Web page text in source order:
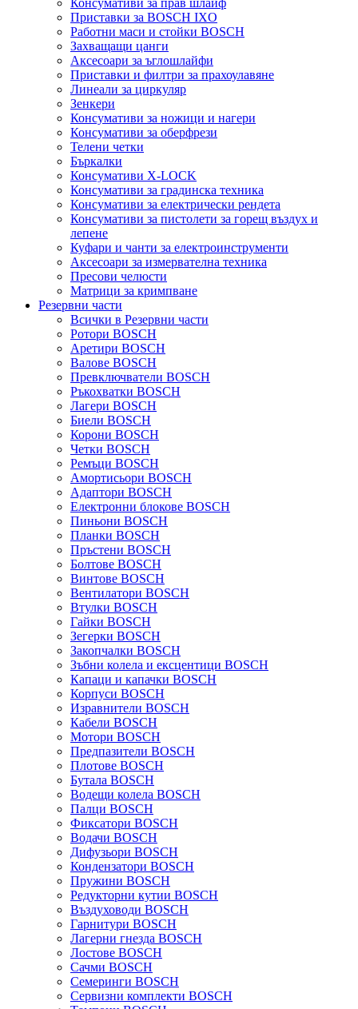
Консумативи за прав шлайф
Приставки за BOSCH IXO
Работни маси и стойки BOSCH
Захващащи цанги
Аксесоари за ъглошлайфи
Приставки и филтри за прахоулавяне
Линеали за циркуляр
Зенкери
Консумативи за ножици и нагери
Консумативи за оберфрези
Телени четки
Бъркалки
Консумативи X-LOCK
Консумативи за градинска техника
Консумативи за електрически рендета
Консумативи за пистолети за горещ въздух и
лепене
Куфари и чанти за електроинструменти
Аксесоари за измервателна техника
Пресови челюсти
Матрици за кримпване
Резервни части
Всички в Резервни части
Ротори BOSCH
Аретири BOSCH
Валове BOSCH
Превключватели BOSCH
Ръкохватки BOSCH
Лагери BOSCH
Биели BOSCH
Корони BOSCH
Четки BOSCH
Ремъци BOSCH
Амортисьори BOSCH
Адаптори BOSCH
Електронни блокове BOSCH
Пиньони BOSCH
Планки BOSCH
Пръстени BOSCH
Болтове BOSCH
Винтове BOSCH
Вентилатори BOSCH
Втулки BOSCH
Гайки BOSCH
Зегерки BOSCH
Закопчалки BOSCH
Зъбни колела и ексцентици BOSCH
Капаци и капачки BOSCH
Корпуси BOSCH
Изравнители BOSCH
Кабели BOSCH
Мотори BOSCH
Предпазители BOSCH
Плотове BOSCH
Бутала BOSCH
Водещи колела BOSCH
Палци BOSCH
Фиксатори BOSCH
Водачи BOSCH
Дифузьори BOSCH
Кондензатори BOSCH
Пружини BOSCH
Редукторни кутии BOSCH
Въздуховоди BOSCH
Гарнитури BOSCH
Лагерни гнезда BOSCH
Лостове BOSCH
Сачми BOSCH
Семеринги BOSCH
Сервизни комплекти BOSCH